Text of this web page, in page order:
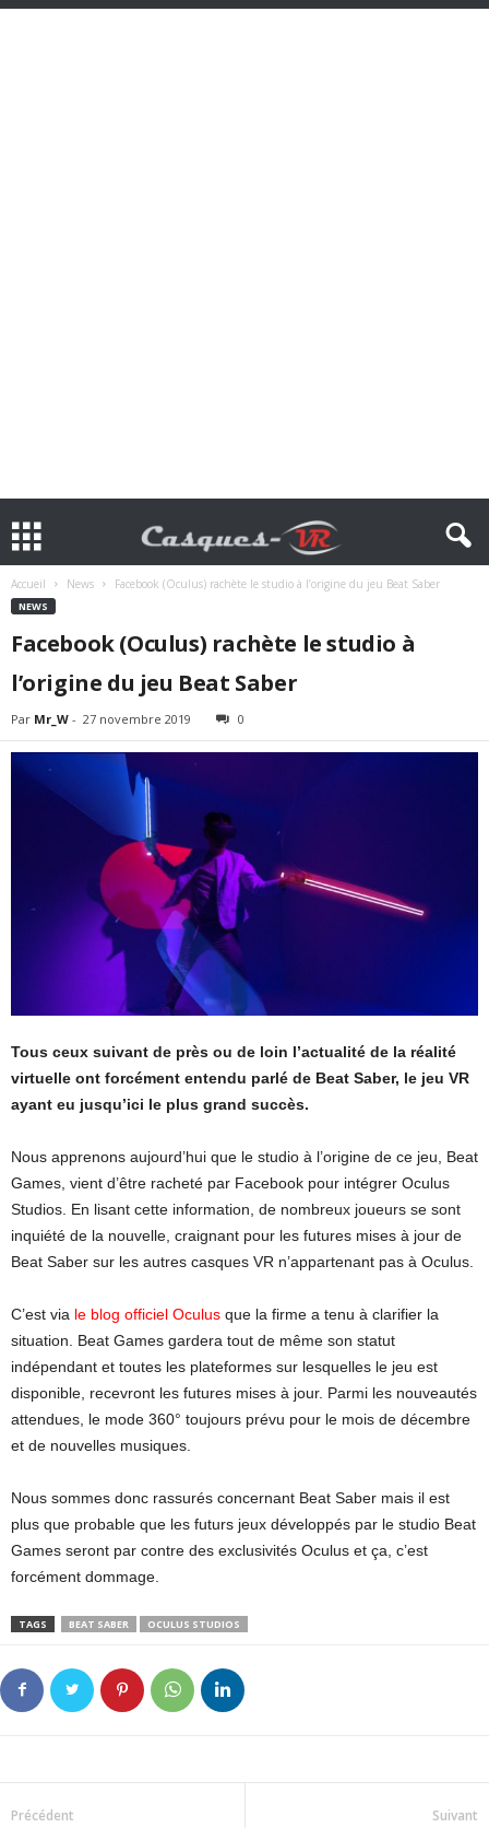
Accueil News Facebook (Oculus) rachète le studio à l’origine du jeu Beat Saber
NEWS
Facebook (Oculus) rachète le studio à
l’origine du jeu Beat Saber
Par Mr_W - 27 novembre 2019 0
Tous ceux suivant de près ou de loin l’actualité de la réalité
virtuelle ont forcément entendu parlé de Beat Saber, le jeu VR
ayant eu jusqu’ici le plus grand succès.
Nous apprenons aujourd’hui que le studio à l’origine de ce jeu, Beat
Games, vient d’être racheté par Facebook pour intégrer Oculus
Studios. En lisant cette information, de nombreux joueurs se sont
inquiété de la nouvelle, craignant pour les futures mises à jour de
Beat Saber sur les autres casques VR n’appartenant pas à Oculus.
C’est via le blog officiel Oculus que la firme a tenu à clarifier la
situation. Beat Games gardera tout de même son statut
indépendant et toutes les plateformes sur lesquelles le jeu est
disponible, recevront les futures mises à jour. Parmi les nouveautés
attendues, le mode 360° toujours prévu pour le mois de décembre
et de nouvelles musiques.
Nous sommes donc rassurés concernant Beat Saber mais il est
plus que probable que les futurs jeux développés par le studio Beat
Games seront par contre des exclusivités Oculus et ça, c’est
forcément dommage.
TAGS BEAT SABER OCULUS STUDIOS
Précédent Suivant